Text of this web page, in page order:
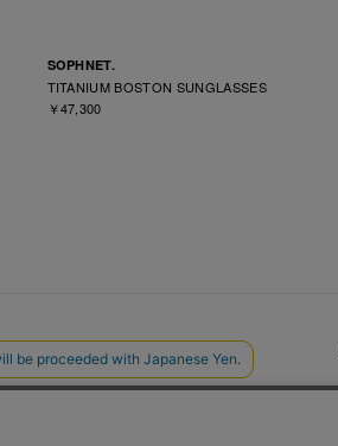
SOPHNET.
TITANIUM BOSTON SUNGLASSES
￥47,300
LOOKBOOKS VIDEOS
FAQ CONTACT